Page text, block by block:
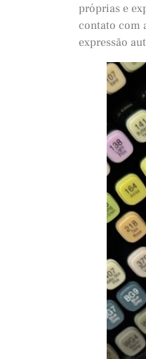
próprias e
contato com
expressão